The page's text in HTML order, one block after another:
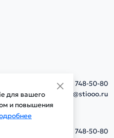
для вашего
и повышения
+7(495) 748-50-80
info@stiooo.ru
+7(495) 748-50-80